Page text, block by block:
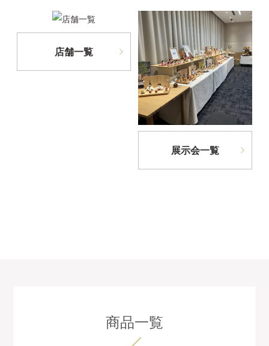
店舗一覧
展示会一覧
商品一覧